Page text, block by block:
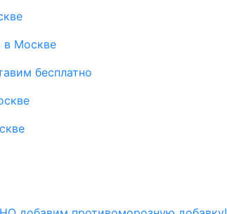
в Москве
бесплатно